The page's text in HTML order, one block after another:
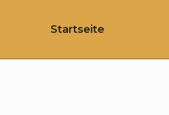
Startseite